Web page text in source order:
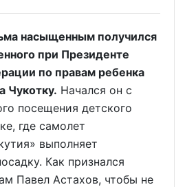
насыщенным получился
при Президенте
по правам ребенка
Чукотку. Начался он с
посещения детского
где самолет
выполняет
Как признался
Павел Астахов, чтобы не